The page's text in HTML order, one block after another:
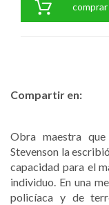
comprar
Compartir en:
Obra maestra
Stevenson la
capacidad para el
individuo. En una
policíaca y de